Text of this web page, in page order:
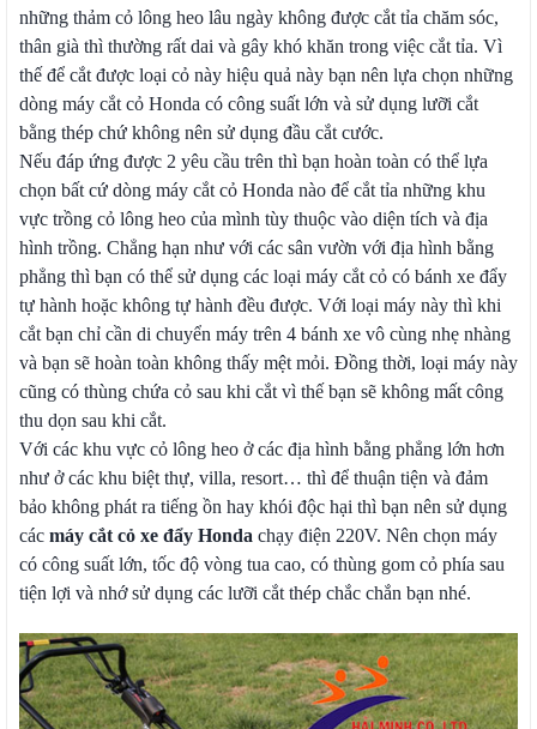
những thảm cỏ lông heo lâu ngày không được cắt tỉa chăm sóc,
thân già thì thường rất dai và gây khó khăn trong việc cắt tỉa. Vì
thế để cắt được loại cỏ này hiệu quả này bạn nên lựa chọn những
dòng máy cắt cỏ Honda có công suất lớn và sử dụng lưỡi cắt
bằng thép chứ không nên sử dụng đầu cắt cước.
Nếu đáp ứng được 2 yêu cầu trên thì bạn hoàn toàn có thể lựa
chọn bất cứ dòng máy cắt cỏ Honda nào để cắt tỉa những khu
vực trồng cỏ lông heo của mình tùy thuộc vào diện tích và địa
hình trồng. Chẳng hạn như với các sân vườn với địa hình bằng
phẳng thì bạn có thể sử dụng các loại máy cắt cỏ có bánh xe đẩy
tự hành hoặc không tự hành đều được. Với loại máy này thì khi
cắt bạn chỉ cần di chuyển máy trên 4 bánh xe vô cùng nhẹ nhàng
và bạn sẽ hoàn toàn không thấy mệt mỏi. Đồng thời, loại máy này
cũng có thùng chứa cỏ sau khi cắt vì thế bạn sẽ không mất công
thu dọn sau khi cắt.
Với các khu vực cỏ lông heo ở các địa hình bằng phẳng lớn hơn
như ở các khu biệt thự, villa, resort… thì để thuận tiện và đảm
bảo không phát ra tiếng ồn hay khói độc hại thì bạn nên sử dụng
các máy cắt cỏ xe đẩy Honda chạy điện 220V. Nên chọn máy
có công suất lớn, tốc độ vòng tua cao, có thùng gom cỏ phía sau
tiện lợi và nhớ sử dụng các lưỡi cắt thép chắc chắn bạn nhé.